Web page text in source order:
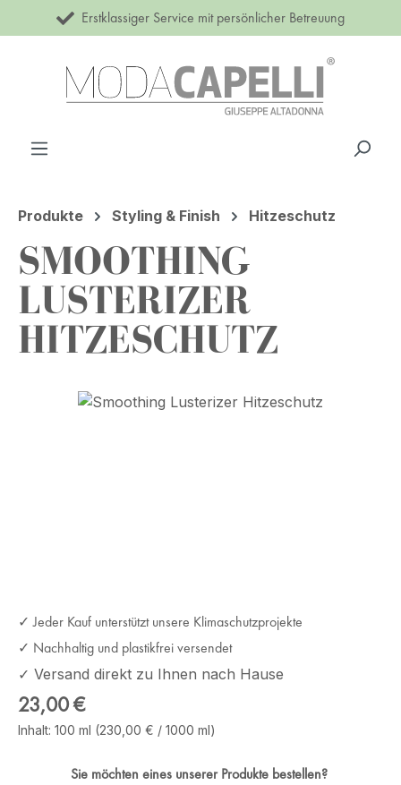
Zum Hauptinhalt springen
Erstklassiger Service mit persönlicher Betreuung
Produkte Styling & Finish Hitzeschutz
SMOOTHING
LUSTERIZER
HITZESCHUTZ
Bildergalerie überspringen
✓ Jeder Kauf unterstützt unsere Klimaschutzprojekte
✓ Nachhaltig und plastikfrei versendet
✓ Versand direkt zu Ihnen nach Hause
Regulärer Preis:
23,00 €
Inhalt: 100 ml (230,00 € / 1000 ml)
Sie möchten eines unserer Produkte bestellen?